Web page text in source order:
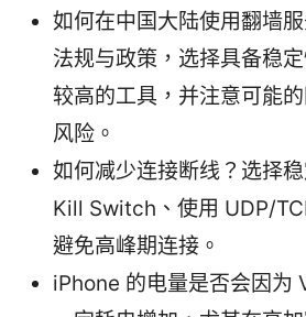
如何在中国大陆使用翻墙
法规与政策，选择具备稳
较高的工具，并注意可能
风险。
如何减少连接断线？选择
Kill Switch、使用 UDP/
避免高峰期连接。
iPhone 的电量是否会因为